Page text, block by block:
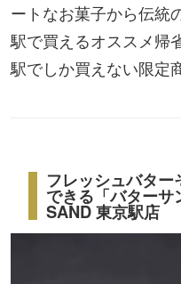
ートなお菓子から伝統
駅で買えるオススメ帰
駅でしか買えない限定
フレッシュバタ
できる「バター
SAND 東京駅店